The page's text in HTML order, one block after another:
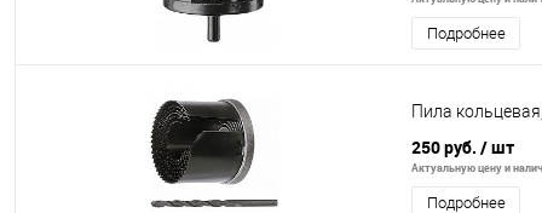
Подробнее
Пила
250 руб. / шт
Актуальную цену и
Подробнее